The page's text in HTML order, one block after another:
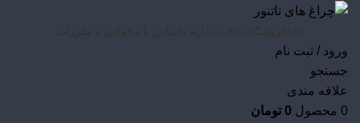
ورود / ثبت نام
جستجو
علاقه مندی
0 محصول 0 تومان